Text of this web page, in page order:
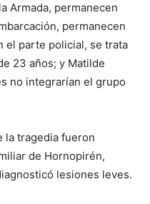
Armada, permanecen
permanecen
el parte policial, se trata
23 años; y Matilde
no integrarían el grupo
la tragedia fueron
de Hornopirén,
lesiones leves.